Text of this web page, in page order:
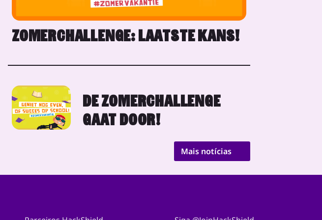
ZOMERCHALLENGE: LAATSTE KANS!
DE ZOMERCHALLENGE
GAAT DOOR!
Mais notícias